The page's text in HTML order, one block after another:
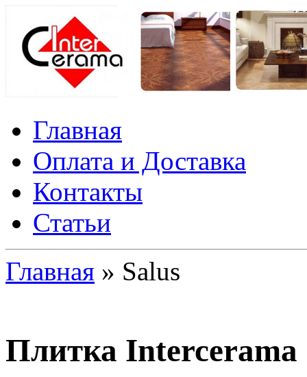
Главная
Оплата и Доставка
Контакты
Статьи
Главная » Salus
Плитка Intercerama